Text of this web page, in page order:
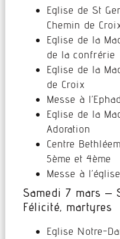
Eglise de St
Chemin de
Eglise de la
de la confrérie
Eglise de la
de Croix
Messe à
Eglise de la
Adoration
Centre
5ème et 4ème
Messe à
Samedi 7 mars –
Félicité, martyres
Eglise Notre-